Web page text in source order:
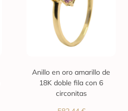
Anillo en oro amarillo de
18K doble fila con 6
circonitas